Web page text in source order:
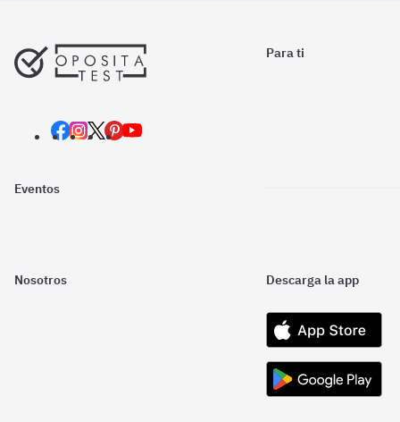
Para ti
Eventos
Nosotros Descarga la app